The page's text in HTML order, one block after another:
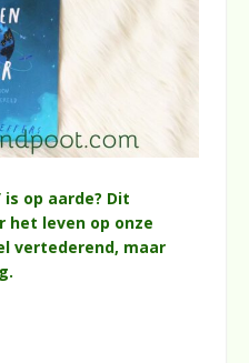
is op aarde? Dit
het leven op onze
vertederend, maar